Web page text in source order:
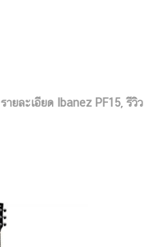
รายละเอียด Ibanez PF15,รีวิว